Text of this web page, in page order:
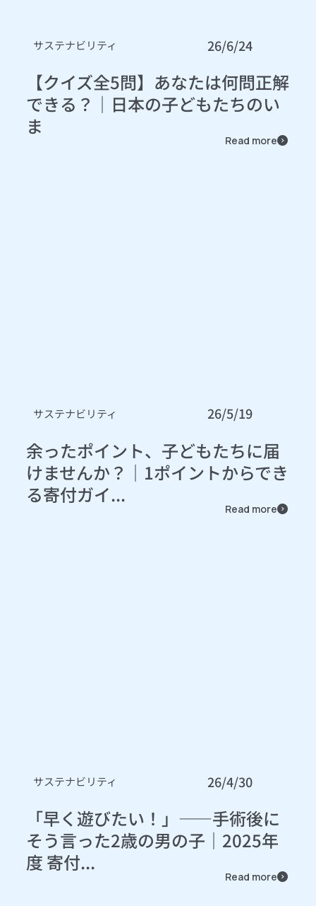
サステナビリティ 26/6/24
【クイズ全5問】あなたは何問正解
できる？｜日本の子どもたちのい
ま
Read more
サステナビリティ 26/5/19
余ったポイント、子どもたちに届
けませんか？｜1ポイントからでき
る寄付ガイ...
Read more
サステナビリティ 26/4/30
「早く遊びたい！」――手術後に
そう言った2歳の男の子｜2025年
度 寄付...
Read more